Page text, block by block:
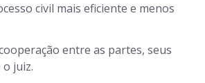
civil mais eficiente e menos
entre as partes, seus
juiz.